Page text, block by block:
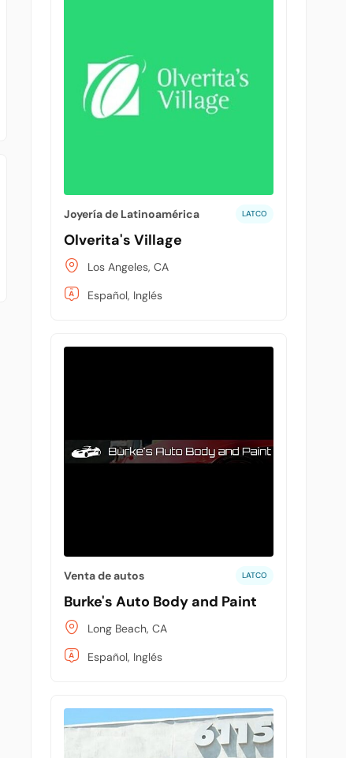
Joyería de Latinoamérica LATCO
Olverita's Village
Los Angeles, CA
Español, Inglés
Venta de autos LATCO
Burke's Auto Body and Paint
Long Beach, CA
Español, Inglés